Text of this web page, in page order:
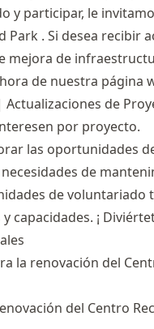
y participar, le
Park . Si desea recibir
mejora de
de nuestra página
de
por proyecto.
las oportunidades
necesidades de
de voluntariado
capacidades. ¡
la renovación del
del Centro